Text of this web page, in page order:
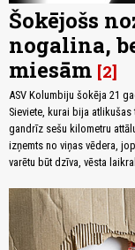
Šokējošs
nogalina,
miesām 2
ASV Kolumbiju šokēja 21
Sieviete, kurai bija
gandrīz sešu kilometru
izņemts no viņas vēdera,
varētu būt dzīva, vēsta